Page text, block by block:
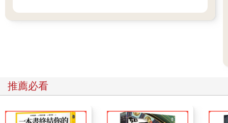
他的舉動太有趣，讓我忍不住笑了出來。他簡直在用全身表現對
「回答我。你是誰的？」
吉斯卡爾隨手拔出刺在手背上的劍，用受到重傷的手拉過我的後
「朕連心臟都可以挖出來給你。」
推薦必看